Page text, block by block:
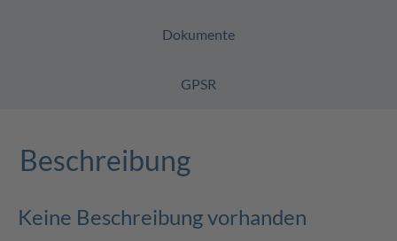
Dokumente
GPSR
Beschreibung
Keine Beschreibung vorhanden